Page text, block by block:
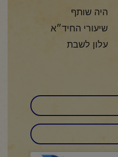
היה שותף
שיעורי החיד״א
עלון לשבת